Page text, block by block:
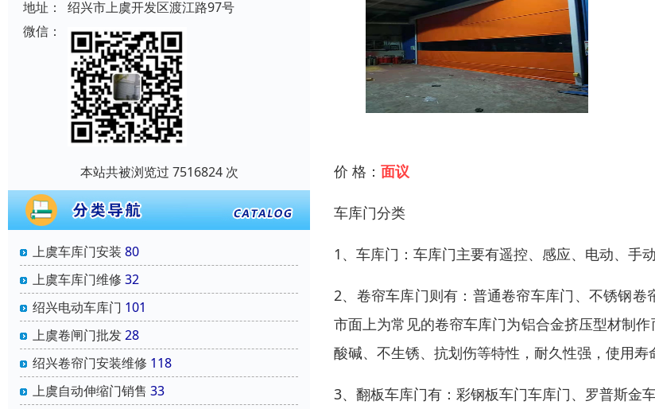
地址：
绍兴市上虞开发区渡江路97号
微信：
本站共被浏览过 7516824 次
上虞车库门安装 80
上虞车库门维修 32
绍兴电动车库门 101
上虞卷闸门批发28
绍兴卷帘门安装维修 118
上虞自动伸缩门销售 33
价 格： 面议
车库门分类
1、车库门：车库门主要有遥控、感应、电动、手
2、卷帘车库门则有：普通卷帘车库门、不锈钢
市面上为常见的卷帘车库门为铝合金挤压型材制
酸碱、不生锈、抗划伤等特性，耐久性强，使用
3、翻板车库门有：彩钢板车门车库门、罗普斯金